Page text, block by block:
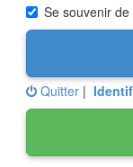
Se souvenir de
Quitter |